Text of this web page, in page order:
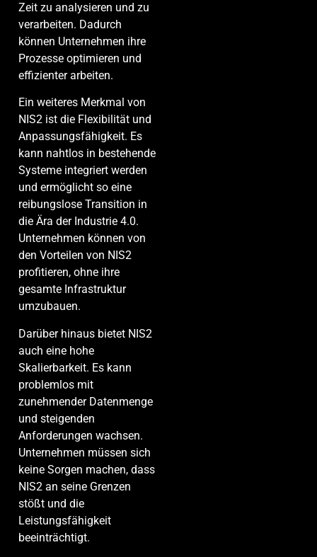
Zeit zu analysieren und zu
verarbeiten. Dadurch
können Unternehmen ihre
Prozesse optimieren und
effizienter arbeiten.
Ein weiteres Merkmal von
NIS2 ist die Flexibilität und
Anpassungsfähigkeit. Es
kann nahtlos in bestehende
Systeme integriert werden
und ermöglicht so eine
reibungslose Transition in
die Ära der Industrie 4.0.
Unternehmen können von
den Vorteilen von NIS2
profitieren, ohne ihre
gesamte Infrastruktur
umzubauen.
Darüber hinaus bietet NIS2
auch eine hohe
Skalierbarkeit. Es kann
problemlos mit
zunehmender Datenmenge
und steigenden
Anforderungen wachsen.
Unternehmen müssen sich
keine Sorgen machen, dass
NIS2 an seine Grenzen
stößt und die
Leistungsfähigkeit
beeinträchtigt.